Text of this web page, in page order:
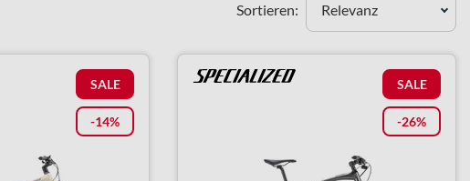
Sortieren: Relevanz
SALE
-14%
SALE
-26%